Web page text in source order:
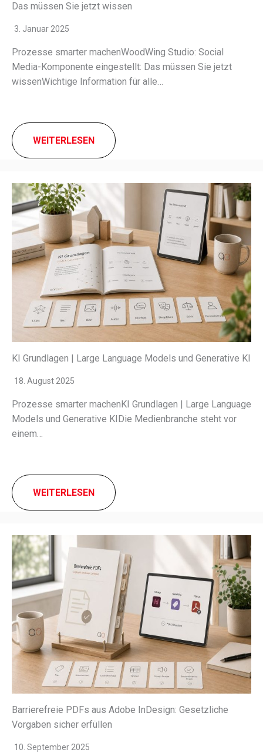
Das müssen Sie jetzt wissen
3. Januar 2025
Prozesse smar­ter machenWoodWing Studio: Social
Media-Komponente einge­stellt: Das müssen Sie jetzt
wissenWichtige Information für alle…
WEITERLESEN
KI Grundlagen | Large Language Models und Generative KI
18. August 2025
Prozesse smar­ter machenKI Grundlagen | Large Language
Models und Generative KIDie Medienbranche steht vor
einem…
WEITERLESEN
Barrierefreie PDFs aus Adobe InDesign: Gesetzliche
Vorgaben sicher erfüllen
10. September 2025